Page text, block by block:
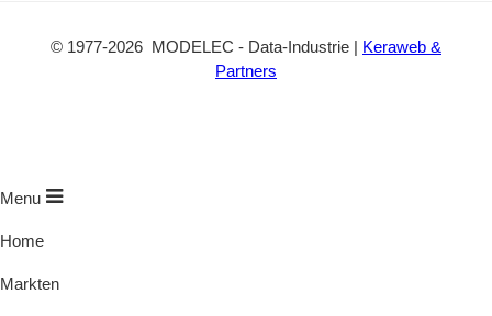
© 1977-2026 MODELEC - Data-Industrie | Keraweb &
Partners
Menu
Home
Markten